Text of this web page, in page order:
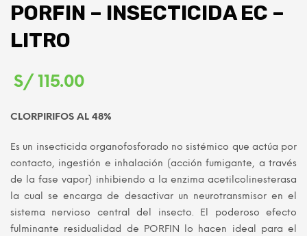
PORFIN – INSECTICIDA EC –
LITRO
S/ 115.00
CLORPIRIFOS AL 48%
Es un insecticida organofosforado no sistémico que actúa por
contacto, ingestión e inhalación (acción fumigante, a través
de la fase vapor) inhibiendo a la enzima acetilcolinesterasa
la cual se encarga de desactivar un neurotransmisor en el
sistema nervioso central del insecto. El poderoso efecto
fulminante residualidad de PORFIN lo hacen ideal para el